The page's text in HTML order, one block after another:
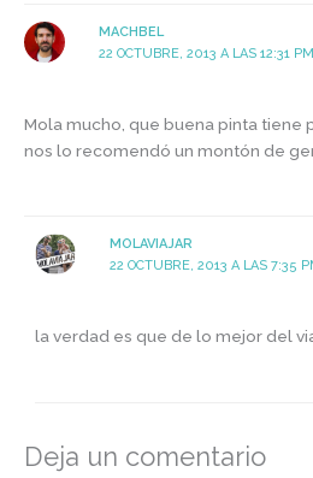
MACHBEL
22 OCTUBRE, 2013 A LAS 12:31 PM
Mola mucho, que buena pinta tiene
nos lo recomendó un montón de
MOLAVIAJAR
22 OCTUBRE, 2013 A LAS 7:35
la verdad es que de lo mejor del
Deja un comentario